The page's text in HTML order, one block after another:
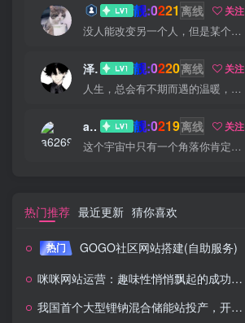
猫小白 靓:0221 离线
关注
没人能改变另一个人，但是某个人能成为一个人改变的原因
泽宇 靓:0220离线
关注
人生，总会有不期而遇的温暖，和生生不息的希望
a626911 靓:0219离线
关注
这个宇宙中只有一个角落你肯定可以改进，那就是你自己
热门推荐 最近更新 猜你喜欢
热门
GOGO社区网站搭建(自助服务)
咪咪网站运营：趣味性悄悄飘起的成功风头
我国首个大型锂钠混合储能站投产，开启储能新时代